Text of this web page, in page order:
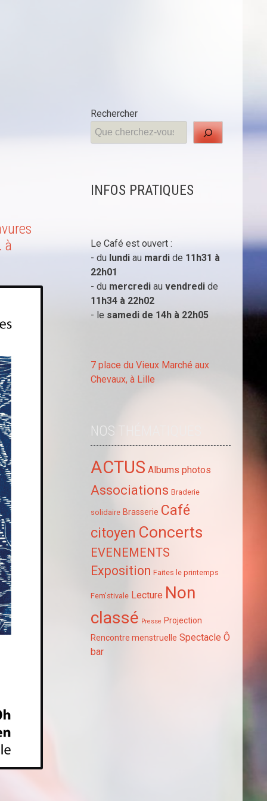
à
Rechercher
INFOS PRATIQUES
Le Café est ouvert :
- du lundiau mardide 11h31 à
22h01
- du mercrediau vendredi de
11h34 à 22h02
- le samedi de 14h à 22h05
7 place du Vieux Marché aux
Chevaux, à Lille
NOS THÉMATIQUES
ACTUS Albums photos
Associations Braderie
solidaire Brasserie Café
citoyen Concerts
EVENEMENTS
Exposition Faites le printemps
Fem'stivale Lecture Non
classé Presse Projection
Rencontre menstruelle Spectacle Ô
bar